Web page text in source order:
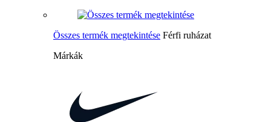
Összes termék megtekintése Férfi ruházat
Márkák